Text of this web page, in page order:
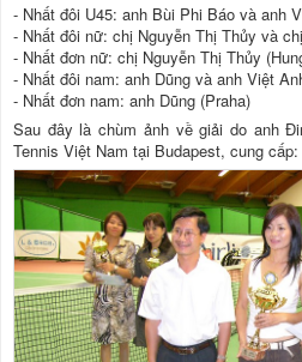
- Nhất đôi U45: anh Bùi Phi Báo và anh
- Nhất đôi nữ: chị Nguyễn Thị Thủy và
- Nhất đơn nữ: chị Nguyễn Thị Thủy
- Nhất đôi nam: anh Dũng và anh Việt
- Nhất đơn nam: anh Dũng (Praha)
Sau đây là chùm ảnh về giải do anh
Tennis Việt Nam tại Budapest, cung cấp: